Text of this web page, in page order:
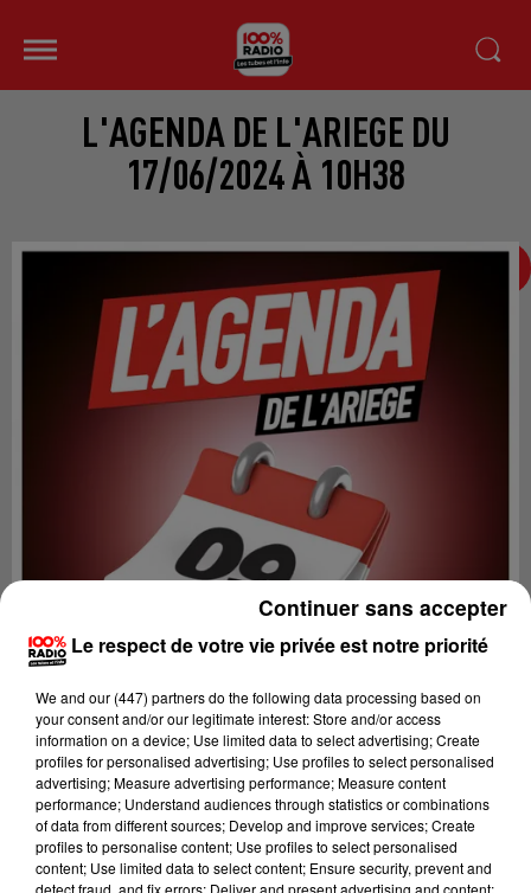
L'AGENDA DE L'ARIEGE DU
17/06/2024 À 10H38
Le respect de votre vie privée est notre priorité
We and our (447) partnersdo the following data processing based on
your consent and/or our legitimate interest: Store and/or access
information on a device; Use limited data to select advertising; Create
profiles for personalised advertising; Use profiles to select personalised
advertising; Measure advertising performance; Measure content
performance; Understand audiences through statistics or combinations
of data from different sources; Develop and improve services; Create
profiles to personalise content; Use profiles to select personalised
content; Use limited data to select content; Ensure security, prevent and
detect fraud, and fix errors; Deliver and present advertising and content;
Continuer sans accepter